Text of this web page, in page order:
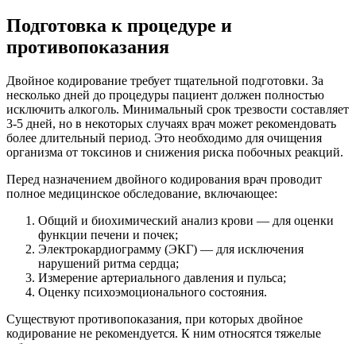
Подготовка к процедуре и
противопоказания
Двойное кодирование требует тщательной подготовки. За
несколько дней до процедуры пациент должен полностью
исключить алкоголь. Минимальный срок трезвости составляет
3-5 дней, но в некоторых случаях врач может рекомендовать
более длительный период. Это необходимо для очищения
организма от токсинов и снижения риска побочных реакций.
Перед назначением двойного кодирования врач проводит
полное медицинское обследование, включающее:
Общий и биохимический анализ крови — для оценки
функции печени и почек;
Электрокардиограмму (ЭКГ) — для исключения
нарушений ритма сердца;
Измерение артериального давления и пульса;
Оценку психоэмоционального состояния.
Существуют противопоказания, при которых двойное
кодирование не рекомендуется. К ним относятся тяжелые